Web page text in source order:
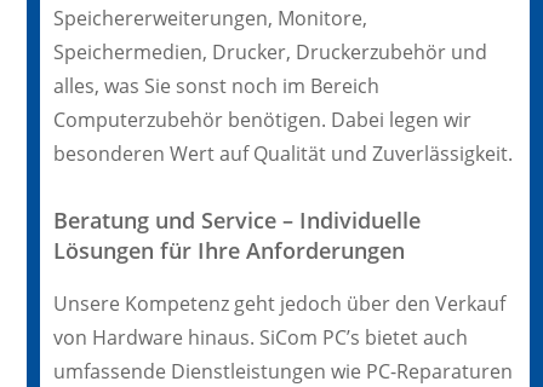
Speichererweiterungen, Monitore,
Speichermedien, Drucker, Druckerzubehör und
alles, was Sie sonst noch im Bereich
Computerzubehör benötigen. Dabei legen wir
besonderen Wert auf Qualität und Zuverlässigkeit.
Beratung und Service – Individuelle
Lösungen für Ihre Anforderungen
Unsere Kompetenz geht jedoch über den Verkauf
von Hardware hinaus. SiCom PC’s bietet auch
umfassende Dienstleistungen wie PC-Reparaturen